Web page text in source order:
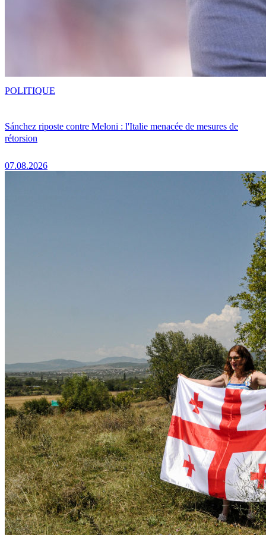
Sánchez riposte contre Meloni : l'Italie menacée de mesures de
rétorsion
07.08.2026
POLITIQUE